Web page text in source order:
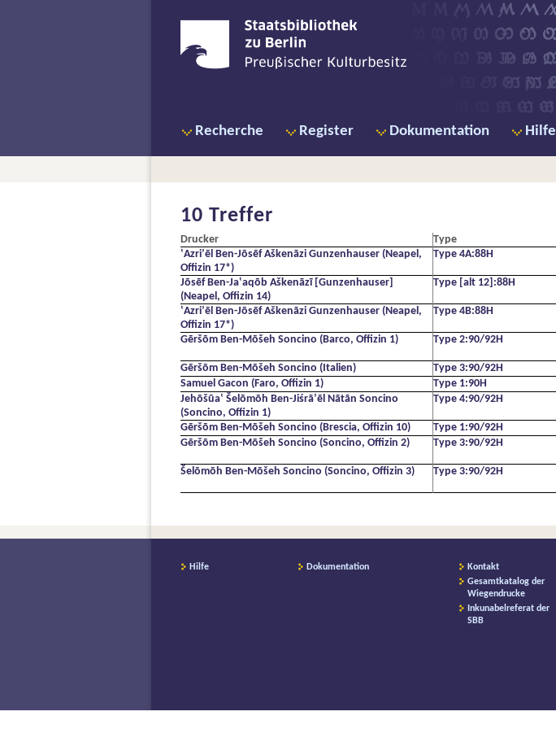
Recherche Register Dokumentation Hilfe
10 Treffer
Drucker Type
ʽAzriʼēl Ben-Jōsēf Aškenāzi Gunzenhauser (Neapel,
Offizin 17*)
Type 4A:88H
Jōsēf Ben-Ja‛aqōb Aškenāzī [Gunzenhauser]
(Neapel, Offizin 14)
Type [alt 12]:88H
ʽAzriʼēl Ben-Jōsēf Aškenāzi Gunzenhauser (Neapel,
Offizin 17*)
Type 4B:88H
Gēršōm Ben-Mōšeh Soncino (Barco, Offizin 1) Type 2:90/92H
Gēršōm Ben-Mōšeh Soncino (Italien) Type 3:90/92H
Samuel Gacon (Faro, Offizin 1)
Type 1:90H
Jehōšūaʽ Šelōmōh Ben-Jiśrāʼēl Nātān Soncino
(Soncino, Offizin 1)
Type 4:90/92H
Gēršōm Ben-Mōšeh Soncino (Brescia, Offizin 10) Type 1:90/92H
Gēršōm Ben-Mōšeh Soncino (Soncino, Offizin 2)
Type 3:90/92H
Šelōmōh Ben-Mōšeh Soncino (Soncino, Offizin 3)
Type 3:90/92H
Hilfe Dokumentation
Kontakt
Gesamtkatalog der
Wiegendrucke
Inkunabelreferat der
SBB